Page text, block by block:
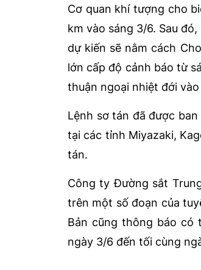
Cơ quan khí tượng cho
km vào sáng 3/6. Sau
dự kiến sẽ nằm cách
lớn cấp độ cảnh báo từ
thuận ngoại nhiệt đới
Lệnh sơ tán đã được
tại các tỉnh Miyazaki,
tán.
Công ty Đường sắt
trên một số đoạn của
Bản cũng thông báo có
ngày 3/6 đến tối cùng